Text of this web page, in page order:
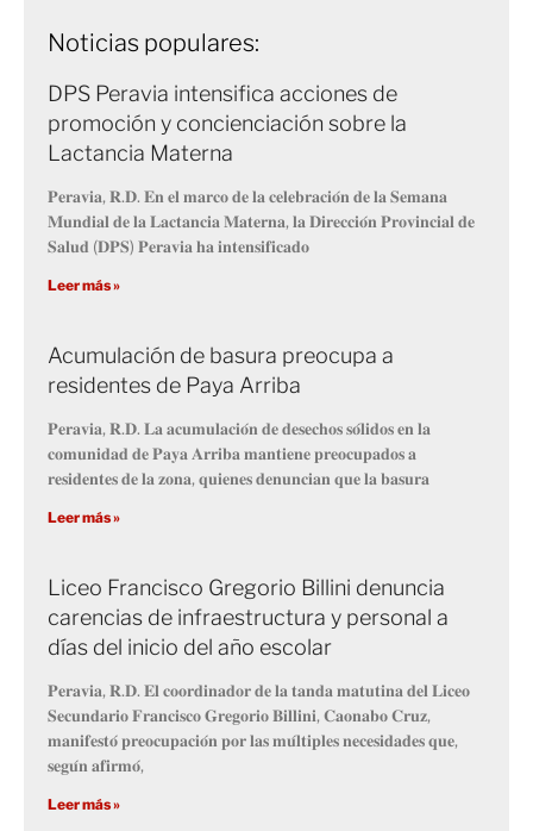
Noticias populares:
DPS Peravia intensifica acciones de
promoción y concienciación sobre la
Lactancia Materna
𝐏𝐞𝐫𝐚𝐯𝐢𝐚, 𝐑.𝐃. 𝐄𝐧 𝐞𝐥 𝐦𝐚𝐫𝐜𝐨 𝐝𝐞 𝐥𝐚 𝐜𝐞𝐥𝐞𝐛𝐫𝐚𝐜𝐢𝐨́𝐧 𝐝𝐞 𝐥𝐚 𝐒𝐞𝐦𝐚𝐧𝐚
𝐌𝐮𝐧𝐝𝐢𝐚𝐥 𝐝𝐞 𝐥𝐚 𝐋𝐚𝐜𝐭𝐚𝐧𝐜𝐢𝐚 𝐌𝐚𝐭𝐞𝐫𝐧𝐚, 𝐥𝐚 𝐃𝐢𝐫𝐞𝐜𝐜𝐢𝐨́𝐧 𝐏𝐫𝐨𝐯𝐢𝐧𝐜𝐢𝐚𝐥 𝐝𝐞
𝐒𝐚𝐥𝐮𝐝 (𝐃𝐏𝐒) 𝐏𝐞𝐫𝐚𝐯𝐢𝐚 𝐡𝐚 𝐢𝐧𝐭𝐞𝐧𝐬𝐢𝐟𝐢𝐜𝐚𝐝𝐨
Leer más »
Acumulación de basura preocupa a
residentes de Paya Arriba
𝐏𝐞𝐫𝐚𝐯𝐢𝐚, 𝐑.𝐃. 𝐋𝐚 𝐚𝐜𝐮𝐦𝐮𝐥𝐚𝐜𝐢𝐨́𝐧 𝐝𝐞 𝐝𝐞𝐬𝐞𝐜𝐡𝐨𝐬 𝐬𝐨́𝐥𝐢𝐝𝐨𝐬 𝐞𝐧 𝐥𝐚
𝐜𝐨𝐦𝐮𝐧𝐢𝐝𝐚𝐝 𝐝𝐞 𝐏𝐚𝐲𝐚 𝐀𝐫𝐫𝐢𝐛𝐚 𝐦𝐚𝐧𝐭𝐢𝐞𝐧𝐞 𝐩𝐫𝐞𝐨𝐜𝐮𝐩𝐚𝐝𝐨𝐬 𝐚
𝐫𝐞𝐬𝐢𝐝𝐞𝐧𝐭𝐞𝐬 𝐝𝐞 𝐥𝐚 𝐳𝐨𝐧𝐚, 𝐪𝐮𝐢𝐞𝐧𝐞𝐬 𝐝𝐞𝐧𝐮𝐧𝐜𝐢𝐚𝐧 𝐪𝐮𝐞 𝐥𝐚 𝐛𝐚𝐬𝐮𝐫𝐚
Leer más »
Liceo Francisco Gregorio Billini denuncia
carencias de infraestructura y personal a
días del inicio del año escolar
𝐏𝐞𝐫𝐚𝐯𝐢𝐚, 𝐑.𝐃. 𝐄𝐥 𝐜𝐨𝐨𝐫𝐝𝐢𝐧𝐚𝐝𝐨𝐫 𝐝𝐞 𝐥𝐚 𝐭𝐚𝐧𝐝𝐚 𝐦𝐚𝐭𝐮𝐭𝐢𝐧𝐚 𝐝𝐞𝐥 𝐋𝐢𝐜𝐞𝐨
𝐒𝐞𝐜𝐮𝐧𝐝𝐚𝐫𝐢𝐨 𝐅𝐫𝐚𝐧𝐜𝐢𝐬𝐜𝐨 𝐆𝐫𝐞𝐠𝐨𝐫𝐢𝐨 𝐁𝐢𝐥𝐥𝐢𝐧𝐢, 𝐂𝐚𝐨𝐧𝐚𝐛𝐨 𝐂𝐫𝐮𝐳,
𝐦𝐚𝐧𝐢𝐟𝐞𝐬𝐭𝐨́ 𝐩𝐫𝐞𝐨𝐜𝐮𝐩𝐚𝐜𝐢𝐨́𝐧 𝐩𝐨𝐫 𝐥𝐚𝐬 𝐦𝐮́𝐥𝐭𝐢𝐩𝐥𝐞𝐬 𝐧𝐞𝐜𝐞𝐬𝐢𝐝𝐚𝐝𝐞𝐬 𝐪𝐮𝐞,
𝐬𝐞𝐠𝐮́𝐧 𝐚𝐟𝐢𝐫𝐦𝐨́,
Leer más »